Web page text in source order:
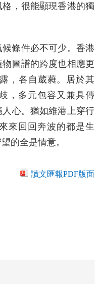
，很能顯現香港的獨
條件必不可少。香港
圖譜的跨度也相應更
，各自葳蕤。居於其
，多元包容又兼具傳
心。猶如維港上穿行
來回回奔波的都是生
的全是情意。
讀文匯報PDF版面